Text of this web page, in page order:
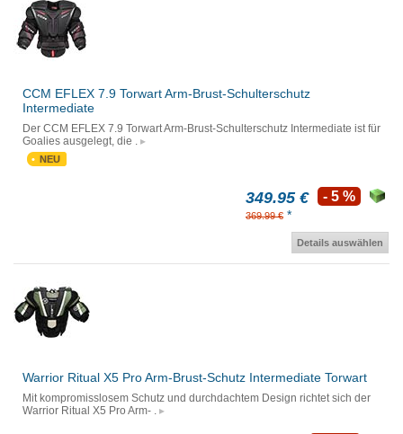
CCM EFLEX 7.9 Torwart Arm-Brust-Schulterschutz
Intermediate
Der CCM EFLEX 7.9 Torwart Arm-Brust-Schulterschutz Intermediate ist für
Goalies ausgelegt, die .
NEU
349.95 €
369.99 € *
- 5 %
Details auswählen
Warrior Ritual X5 Pro Arm-Brust-Schutz Intermediate Torwart
Mit kompromisslosem Schutz und durchdachtem Design richtet sich der
Warrior Ritual X5 Pro Arm- .